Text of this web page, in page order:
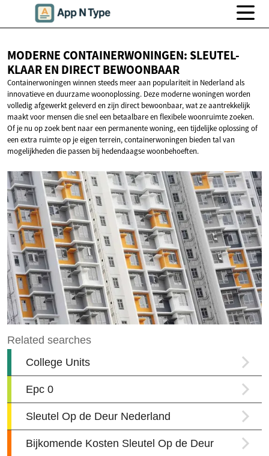
MODERNE CONTAINERWONINGEN: SLEUTEL-
KLAAR EN DIRECT BEWOONBAAR
Containerwoningen winnen steeds meer aan populariteit in Nederland als
innovatieve en duurzame woonoplossing. Deze moderne woningen worden
volledig afgewerkt geleverd en zijn direct bewoonbaar, wat ze aantrekkelijk
maakt voor mensen die snel een betaalbare en flexibele woonruimte zoeken.
Of je nu op zoek bent naar een permanente woning, een tijdelijke oplossing of
een extra ruimte op je eigen terrein, containerwoningen bieden tal van
mogelijkheden die passen bij hedendaagse woonbehoeften.